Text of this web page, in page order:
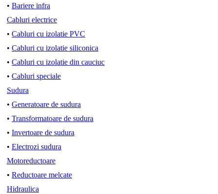
• Bariere infra
Cabluri electrice
• Cabluri cu izolatie PVC
• Cabluri cu izolatie siliconica
• Cabluri cu izolatie din cauciuc
• Cabluri speciale
Sudura
• Generatoare de sudura
• Transformatoare de sudura
• Invertoare de sudura
• Electrozi sudura
Motoreductoare
• Reductoare melcate
Hidraulica